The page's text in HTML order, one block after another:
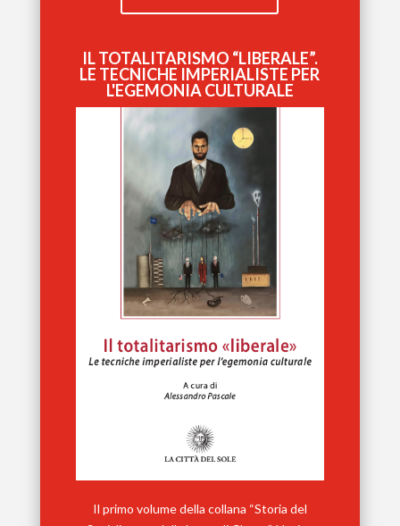
IL TOTALITARISMO “LIBERALE”.
LE TECNICHE IMPERIALISTE PER
L'EGEMONIA CULTURALE
Il primo volume della collana “Storia del